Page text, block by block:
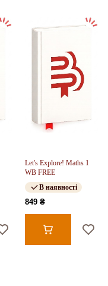
Let's Explore! Maths 1
WB FREE
В наявності
849 ₴